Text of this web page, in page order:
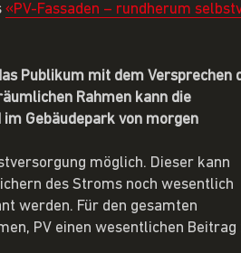
«PV-Fassaden – rundherum
Publikum mit dem Versprechen
Rahmen kann die
Gebäudepark von morgen
möglich. Dieser kann
des Stroms noch wesentlich
werden. Für den gesamten
PV einen wesentlichen Beitrag